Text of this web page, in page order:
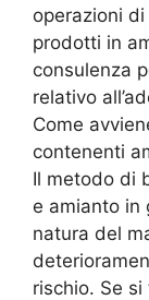
operazioni
prodotti in
consulenza
relativo
Come
contenenti
Il metodo di
e amianto in
natura del
rischio. Se